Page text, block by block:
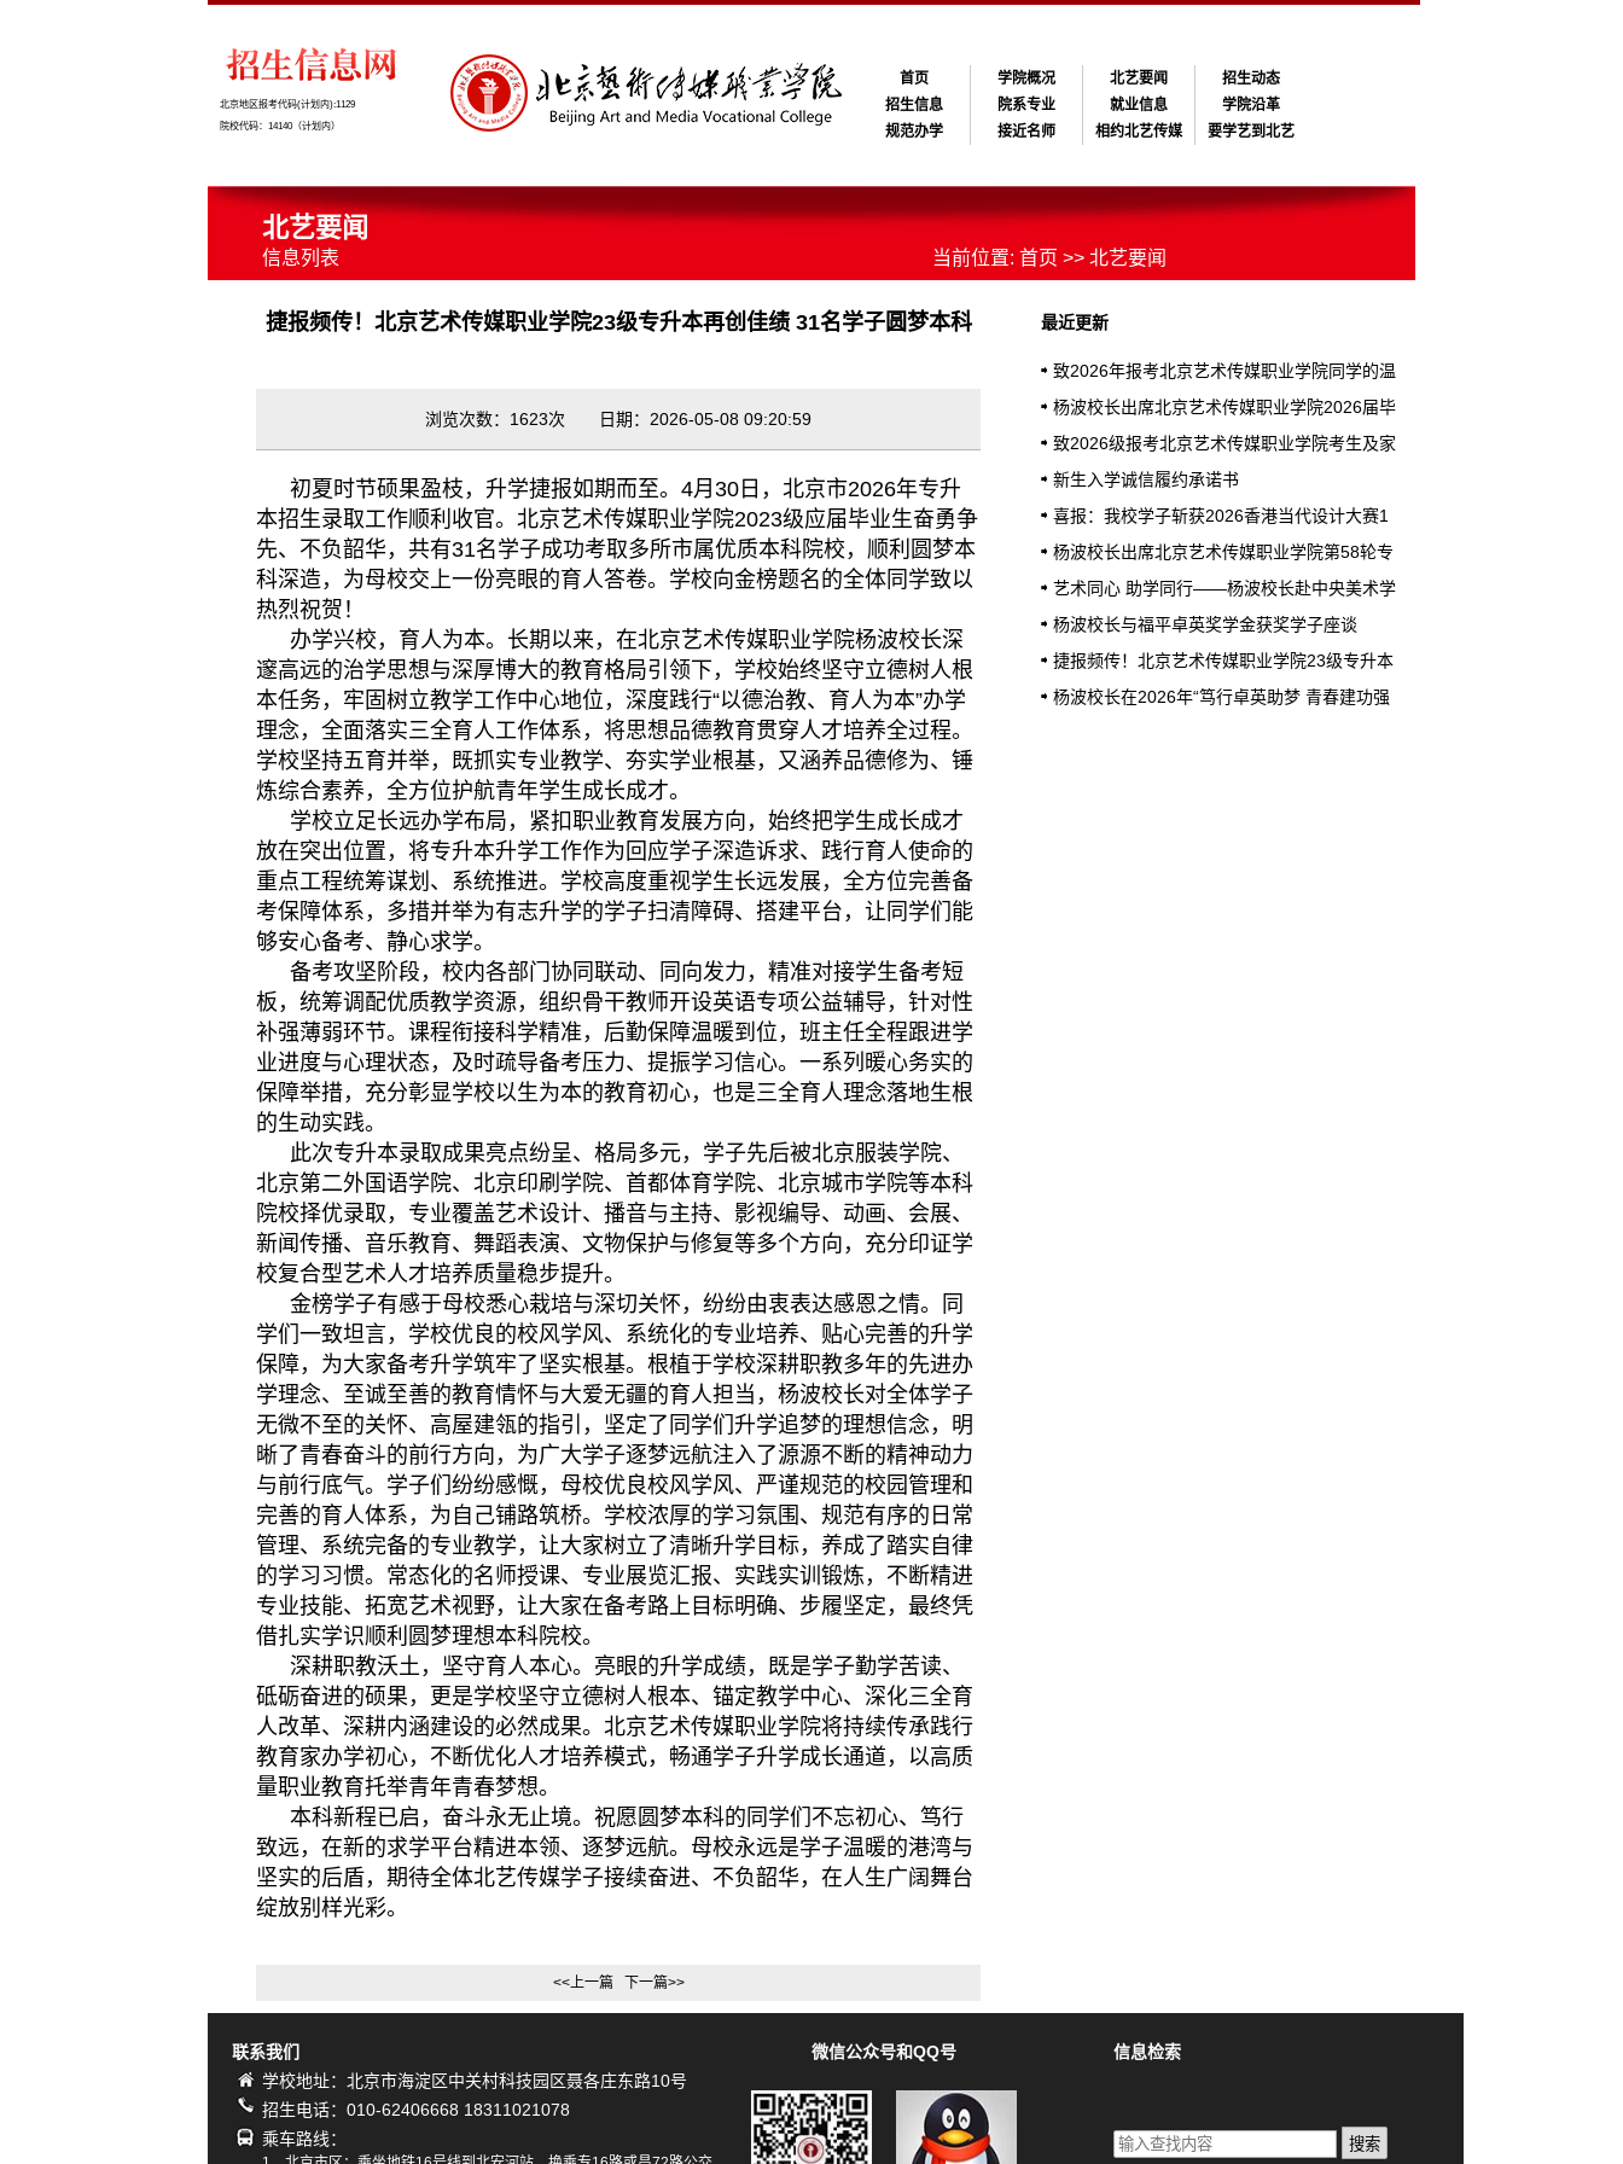
北京地区报考代码(计划内):1129
院校代码：14140（计划内）
首页 学院概况 北艺要闻
招生动态
招生信息
院系专业 就业信息
学院沿革
规范办学
接近名师 相约北艺传媒 要学艺到北艺
北艺要闻
信息列表 当前位置: 首页 >> 北艺要闻
捷报频传！北京艺术传媒职业学院23级专升本再创佳绩 31名学子圆梦本科
浏览次数：1623次 日期：2026-05-08 09:20:59
初夏时节硕果盈枝，升学捷报如期而至。4月30日，北京市2026年专升
本招生录取工作顺利收官。北京艺术传媒职业学院2023级应届毕业生奋勇争
先、不负韶华，共有31名学子成功考取多所市属优质本科院校，顺利圆梦本
科深造，为母校交上一份亮眼的育人答卷。学校向金榜题名的全体同学致以
热烈祝贺！
办学兴校，育人为本。长期以来，在北京艺术传媒职业学院杨波校长深
邃高远的治学思想与深厚博大的教育格局引领下，学校始终坚守立德树人根
本任务，牢固树立教学工作中心地位，深度践行“以德治教、育人为本”办学
理念，全面落实三全育人工作体系，将思想品德教育贯穿人才培养全过程。
学校坚持五育并举，既抓实专业教学、夯实学业根基，又涵养品德修为、锤
炼综合素养，全方位护航青年学生成长成才。
学校立足长远办学布局，紧扣职业教育发展方向，始终把学生成长成才
放在突出位置，将专升本升学工作作为回应学子深造诉求、践行育人使命的
重点工程统筹谋划、系统推进。学校高度重视学生长远发展，全方位完善备
考保障体系，多措并举为有志升学的学子扫清障碍、搭建平台，让同学们能
够安心备考、静心求学。
备考攻坚阶段，校内各部门协同联动、同向发力，精准对接学生备考短
板，统筹调配优质教学资源，组织骨干教师开设英语专项公益辅导，针对性
补强薄弱环节。课程衔接科学精准，后勤保障温暖到位，班主任全程跟进学
业进度与心理状态，及时疏导备考压力、提振学习信心。一系列暖心务实的
保障举措，充分彰显学校以生为本的教育初心，也是三全育人理念落地生根
的生动实践。
此次专升本录取成果亮点纷呈、格局多元，学子先后被北京服装学院、
北京第二外国语学院、北京印刷学院、首都体育学院、北京城市学院等本科
院校择优录取，专业覆盖艺术设计、播音与主持、影视编导、动画、会展、
新闻传播、音乐教育、舞蹈表演、文物保护与修复等多个方向，充分印证学
校复合型艺术人才培养质量稳步提升。
金榜学子有感于母校悉心栽培与深切关怀，纷纷由衷表达感恩之情。同
学们一致坦言，学校优良的校风学风、系统化的专业培养、贴心完善的升学
保障，为大家备考升学筑牢了坚实根基。根植于学校深耕职教多年的先进办
学理念、至诚至善的教育情怀与大爱无疆的育人担当，杨波校长对全体学子
无微不至的关怀、高屋建瓴的指引，坚定了同学们升学追梦的理想信念，明
晰了青春奋斗的前行方向，为广大学子逐梦远航注入了源源不断的精神动力
与前行底气。学子们纷纷感慨，母校优良校风学风、严谨规范的校园管理和
完善的育人体系，为自己铺路筑桥。学校浓厚的学习氛围、规范有序的日常
管理、系统完备的专业教学，让大家树立了清晰升学目标，养成了踏实自律
的学习习惯。常态化的名师授课、专业展览汇报、实践实训锻炼，不断精进
专业技能、拓宽艺术视野，让大家在备考路上目标明确、步履坚定，最终凭
借扎实学识顺利圆梦理想本科院校。
深耕职教沃土，坚守育人本心。亮眼的升学成绩，既是学子勤学苦读、
砥砺奋进的硕果，更是学校坚守立德树人根本、锚定教学中心、深化三全育
人改革、深耕内涵建设的必然成果。北京艺术传媒职业学院将持续传承践行
教育家办学初心，不断优化人才培养模式，畅通学子升学成长通道，以高质
量职业教育托举青年青春梦想。
本科新程已启，奋斗永无止境。祝愿圆梦本科的同学们不忘初心、笃行
致远，在新的求学平台精进本领、逐梦远航。母校永远是学子温暖的港湾与
坚实的后盾，期待全体北艺传媒学子接续奋进、不负韶华，在人生广阔舞台
绽放别样光彩。
<<上一篇 下一篇>>
最近更新
致2026年报考北京艺术传媒职业学院同学的温
馨提示
杨波校长出席北京艺术传媒职业学院2026届毕
业典礼
致2026级报考北京艺术传媒职业学院考生及家
长的诚信 报考告知书
新生入学诚信履约承诺书
喜报：我校学子斩获2026香港当代设计大赛1
银3铜多项重磅奖项
杨波校长出席北京艺术传媒职业学院第58轮专
家、企业家、家长进校听课活动座谈会
艺术同心 助学同行——杨波校长赴中央美术学
院开展公益办学交流
杨波校长与福平卓英奖学金获奖学子座谈
捷报频传！北京艺术传媒职业学院23级专升本
再创佳绩 31名学子圆梦本科
杨波校长在2026年“笃行卓英助梦 青春建功强
联系我们
学校地址：北京市海淀区中关村科技园区聂各庄东路10号
招生电话：010-62406668 18311021078
乘车路线：
微信公众号和QQ号 信息检索
搜索